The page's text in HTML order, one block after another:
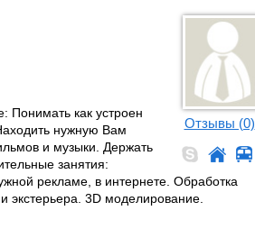
Отзывы (0)
Понимать как устроен
нужную Вам
и музыки. Держать
занятия:
рекламе, в интернете. Обработка
экстерьера. 3D моделирование.